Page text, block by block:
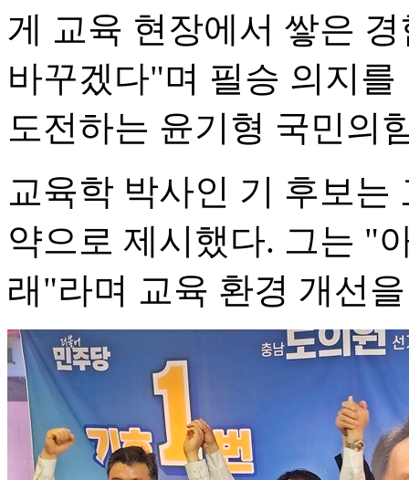
게 교육 현장에서 쌓은
바꾸겠다"며 필승 의지
도전하는 윤기형 국민의
교육학 박사인 기 후보는
약으로 제시했다. 그는 "
래"라며 교육 환경 개선